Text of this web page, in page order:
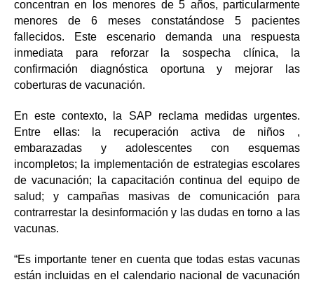
concentran en los menores de 5 años, particularmente
menores de 6 meses constatándose 5 pacientes
fallecidos. Este escenario demanda una respuesta
inmediata para reforzar la sospecha clínica, la
confirmación diagnóstica oportuna y mejorar las
coberturas de vacunación.
En este contexto, la SAP reclama medidas urgentes.
Entre ellas: la recuperación activa de niños ,
embarazadas y adolescentes con esquemas
incompletos; la implementación de estrategias escolares
de vacunación; la capacitación continua del equipo de
salud; y campañas masivas de comunicación para
contrarrestar la desinformación y las dudas en torno a las
vacunas.
“Es importante tener en cuenta que todas estas vacunas
están incluidas en el calendario nacional de vacunación